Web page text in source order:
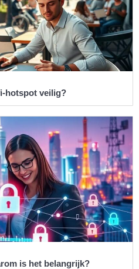
hotspot veilig?
is het belangrijk?